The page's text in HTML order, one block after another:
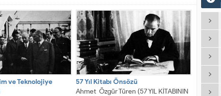
ve Teknolojiye
57 Yıl Kitabı Önsözü
Ahmet Özgür Türen (57 YIL KİTABININ